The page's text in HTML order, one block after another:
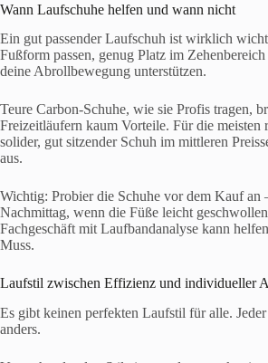
Wann Laufschuhe helfen und wann nicht
Ein gut passender Laufschuh ist wirklich
Fußform passen, genug Platz im
deine Abrollbewegung unterstützen.
Teure Carbon-Schuhe, wie sie Profis tragen,
Freizeitläufern kaum Vorteile. Für die meisten
solider, gut sitzender Schuh im mittleren
aus.
Wichtig: Probier die Schuhe vor dem Kauf an
Nachmittag, wenn die Füße leicht
Fachgeschäft mit Laufbandanalyse kann
Muss.
Laufstil zwischen Effizienz und individueller
Es gibt keinen perfekten Laufstil für alle.
anders.